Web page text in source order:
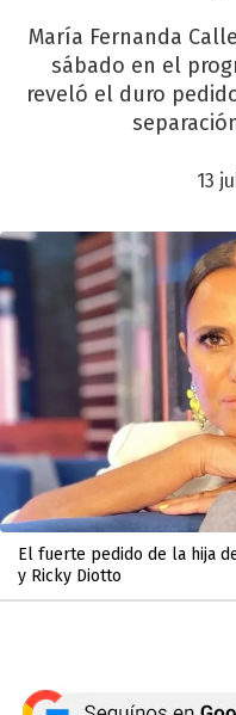
María Fernanda
sábado en el
reveló el duro
13
El fuerte pedido de la hija
y Ricky Diotto